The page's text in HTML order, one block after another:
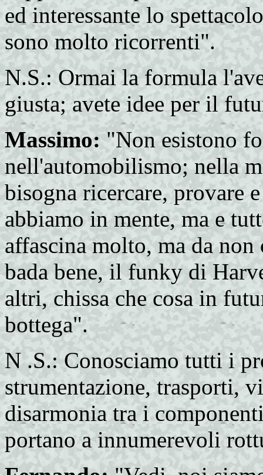
ed interessante lo
sono molto ricorrenti".
N.S.: Ormai la formula
giusta; avete idee per il
Massimo: "Non esistono
nell'automobilismo; nella
bisogna ricercare, provare
abbiamo in mente, ma e
affascina molto, ma da
bada bene, il funky di
altri, chissa che cosa in
bottega".
N .S.: Conosciamo tutti i
strumentazione, trasporti,
disarmonia tra i
portano a innumerevoli